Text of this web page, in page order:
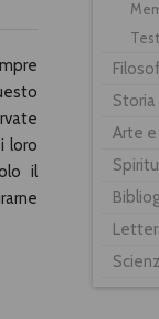
loro
il
Storia
Arte